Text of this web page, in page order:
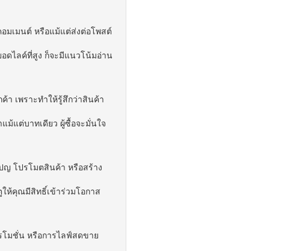
มเมนต์ หรือแม้แต่ส่งต่อโพสต์
ดไลค์ที่สูง ก็จะมีแนวโน้มอ่าน
า เพราะทำให้รู้สึกว่าสินค้า
ม้แต่บาทเดียว ผู้ซื้อจะมั่นใจ
ญ โปรโมตสินค้า หรือสร้าง
ห้คุณมีสิทธิ์เข้าร่วมโอกาส
โมชั่น หรือการไลฟ์สดขาย